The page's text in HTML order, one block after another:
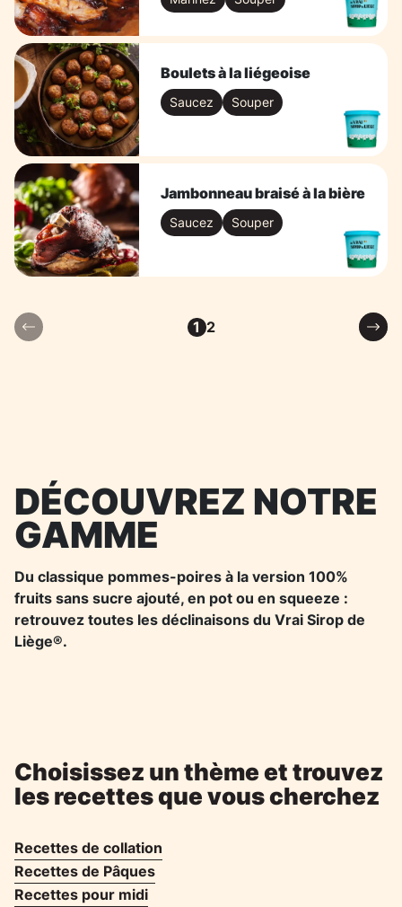
Boulets à la liégeoise
Saucez Souper
Jambonneau braisé à la bière
Saucez Souper
1 2
DÉCOUVREZ NOTRE
GAMME
Du classique pommes-poires à la version 100%
fruits sans sucre ajouté, en pot ou en squeeze :
retrouvez toutes les déclinaisons du Vrai Sirop de
Liège®.
Choisissez un thème et trouvez
les recettes que vous cherchez
Recettes de collation
Recettes de Pâques
Recettes pour midi